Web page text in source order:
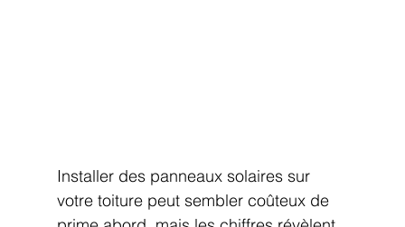
Installer des panneaux solaires sur
votre toiture peut sembler coûteux de